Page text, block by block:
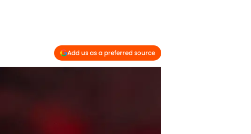
Add us as a preferred source